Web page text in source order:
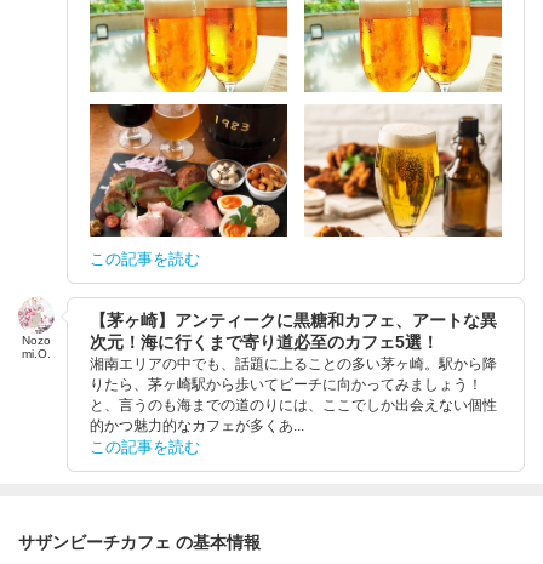
この記事を読む
Nozo
mi.O.
【茅ヶ崎】アンティークに黒糖和カフェ、アートな異
次元！海に行くまで寄り道必至のカフェ5選！
湘南エリアの中でも、話題に上ることの多い茅ヶ崎。駅から降
りたら、茅ヶ崎駅から歩いてビーチに向かってみましょう！
と、言うのも海までの道のりには、ここでしか出会えない個性
的かつ魅力的なカフェが多くあ...
この記事を読む
サザンビーチカフェ の基本情報